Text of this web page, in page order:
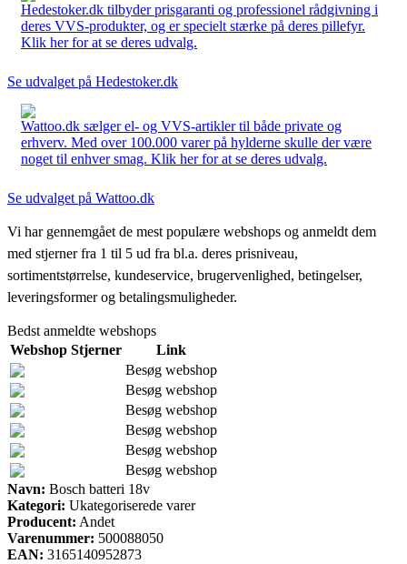
Hedestoker.dk tilbyder prisgaranti og professionel rådgivning i
deres VVS-produkter, og er specielt stærke på deres pillefyr.
Klik her for at se deres udvalg.
Se udvalget på Hedestoker.dk
Wattoo.dk sælger el- og VVS-artikler til både private og
erhverv. Med over 100.000 varer på hylderne skulle der være
noget til enhver smag. Klik her for at se deres udvalg.
Se udvalget på Wattoo.dk
Vi har gennemgået de mest populære webshops og anmeldt dem
med stjerner fra 1 til 5 ud fra bl.a. deres prisniveau,
sortimentstørrelse, kundeservice, brugervenlighed, betingelser,
leveringsformer og betalingsmuligheder.
Bedst anmeldte webshops
Webshop Stjerner
Link
Besøg webshop
Besøg webshop
Besøg webshop
Besøg webshop
Besøg webshop
Besøg webshop
Navn: Bosch batteri 18v
Kategori: Ukategoriserede varer
Producent: Andet
Varenummer: 500088050
EAN: 3165140952873